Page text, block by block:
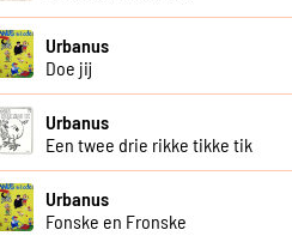
Urbanus
Doe jij
Urbanus
Een twee drie rikke tikke tik
Urbanus
Fonske en Fronske